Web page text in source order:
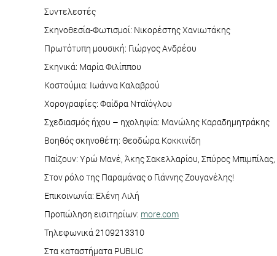
Συντελεστές
Σκηνοθεσία-Φωτισμοί: Νικορέστης Χανιωτάκης
Πρωτότυπη μουσική: Γιώργος Ανδρέου
Σκηνικά: Μαρία Φιλίππου
Κοστούμια: Ιωάννα Καλαβρού
Χορογραφίες: Φαίδρα Νταϊόγλου
Σχεδιασμός ήχου – ηχοληψία: Μανώλης Καραδημητράκης
Βοηθός σκηνοθέτη: Θεοδώρα Κοκκινίδη
Παίζουν: Υρώ Μανέ, Άκης Σακελλαρίου, Σπύρος
Στον ρόλο της Παραμάνας ο Γιάννης Ζουγανέλης!
Επικοινωνία: Ελένη Λιλή
Προπώληση εισιτηρίων: more.com
Τηλεφωνικά 2109213310
Στα καταστήματα PUBLIC